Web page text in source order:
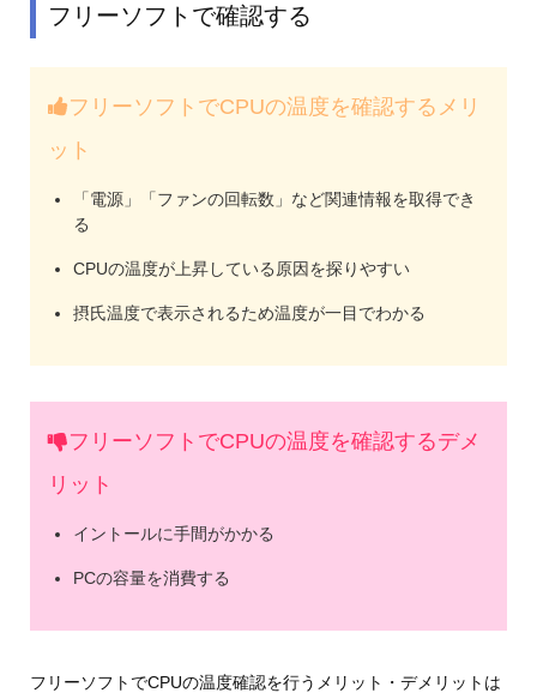
フリーソフトで確認する
フリーソフトでCPUの温度を確認するメリ
ット
「電源」「ファンの回転数」など関連情報を取得でき
る
CPUの温度が上昇している原因を探りやすい
摂氏温度で表示されるため温度が一目でわかる
フリーソフトでCPUの温度を確認するデメ
リット
イントールに手間がかかる
PCの容量を消費する
フリーソフトでCPUの温度確認を行うメリット・デメリットは